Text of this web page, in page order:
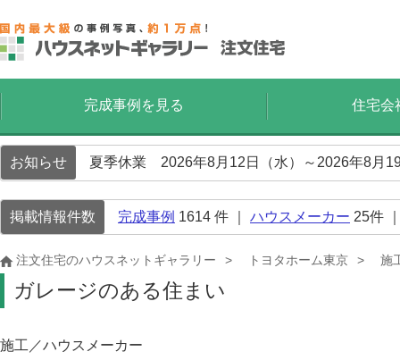
完成事例を見る 住宅会
お知らせ 夏季休業 2026年8月12日（水）～2026年8月
掲載情報件数 完成事例 1614 件 ｜ ハウスメーカー 25件
注文住宅のハウスネットギャラリー トヨタホーム東京 施
ガレージのある住まい
施工／ハウスメーカー